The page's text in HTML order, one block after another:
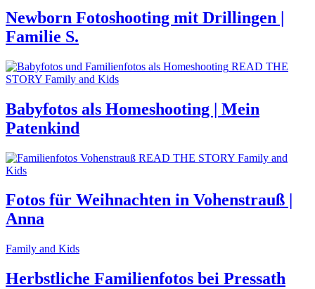
Newborn Fotoshooting mit Drillingen |
Familie S.
READ THE
STORY Family and Kids
Babyfotos als Homeshooting | Mein
Patenkind
READ THE STORY Family and
Kids
Fotos für Weihnachten in Vohenstrauß |
Anna
Family and Kids
Herbstliche Familienfotos bei Pressath